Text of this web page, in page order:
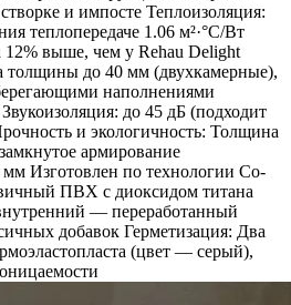
и импосте Теплоизоляция:
теплопередаче 1.06 м²·°C/Вт
выше, чем у Rehau Delight
толщины до 40 мм (двухкамерные),
наполнениями
до 45 дБ (подходит
и экологичность: Толщина
армирование
Изготовлен по технологии Co-
ПВХ с диоксидом титана
— переработанный
добавок Герметизация: Два
(цвет — серый),